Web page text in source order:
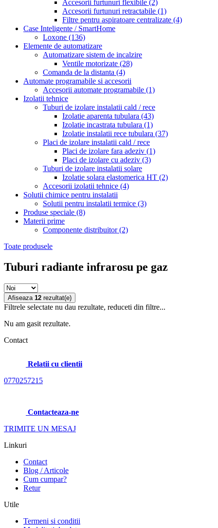
Accesorii furtunuri flexibile (2)
Accesorii furtunuri retractabile (1)
Filtre pentru aspiratoare centralizate (4)
Case Inteligente / SmartHome
Loxone (136)
Elemente de automatizare
Automatizare sistem de incalzire
Ventile motorizate (28)
Comanda de la distanta (4)
Automate programabile si accesorii
Accesorii automate programabile (1)
Izolatii tehnice
Tuburi de izolare instalatii cald / rece
Izolatie aparenta tubulara (43)
Izolatie incastrata tubulara (1)
Izolatie instalatii rece tubulara (37)
Placi de izolare instalatii cald / rece
Placi de izolare fara adeziv (1)
Placi de izolare cu adeziv (3)
Tuburi de izolare instalatii solare
Izolatie solara elastomerica HT (2)
Accesorii izolatii tehnice (4)
Solutii chimice pentru instalatii
Solutii pentru instalatii termice (3)
Produse speciale (8)
Materii prime
Componente distribuitor(2)
Toate produsele
Tuburi radiante infrarosu pe gaz
Afiseaza 12 rezultat(e)
Filtrele selectate nu dau rezultate, reduceti din filtre...
Nu am gasit rezultate.
Contact
Relatii cu clientii
0770257215
Contacteaza-ne
TRIMITE UN MESAJ
Linkuri
Contact
Blog / Articole
Cum cumpar?
Retur
Utile
Termeni si conditii